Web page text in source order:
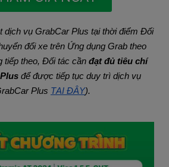
dịch vụ GrabCar Plus tại thời điểm Đối
đổi xe trên Ứng dụng Grab theo
tiếp theo, Đối tác cần đạt đủ tiêu chí
để được tiếp tục duy trì dịch vụ
Plus TẠI ĐÂY).